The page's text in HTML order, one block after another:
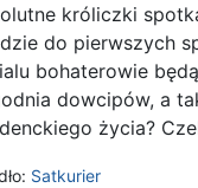
króliczki
do pierwszych
bohaterowie
dowcipów, a
życia?
Satkurier